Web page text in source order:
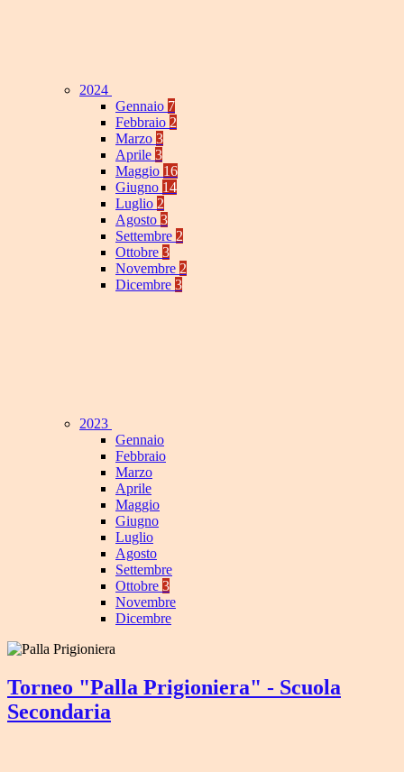
2024
Gennaio 7
Febbraio 2
Marzo 3
Aprile 3
Maggio 16
Giugno 14
Luglio 2
Agosto 3
Settembre 2
Ottobre 3
Novembre 2
Dicembre 3
2023
Gennaio
Febbraio
Marzo
Aprile
Maggio
Giugno
Luglio
Agosto
Settembre
Ottobre 3
Novembre
Dicembre
Torneo "Palla Prigioniera" - Scuola
Secondaria